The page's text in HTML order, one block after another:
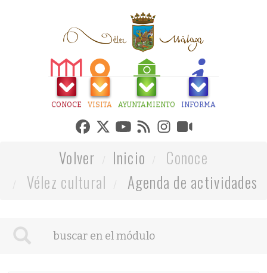
CONOCE VISITA AYUNTAMIENTO INFORMA
Volver Inicio
Conoce
Vélez cultural
Agenda de actividades